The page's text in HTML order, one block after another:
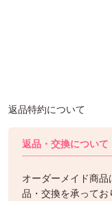
返品特約について
返品・交換について
オーダーメイド商
品・交換を承って